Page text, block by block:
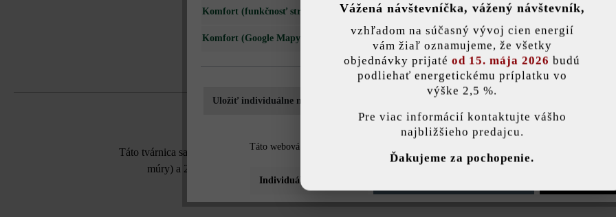
Pridať
Opis produktu
Táto tvárnica sa dá použiť nielen ako krycia platňa na plotovú a múrovú tvárnicu Grado, ale aj ako múrová
múry) a 24 cm široké múry. Všetky strany sú totiž pohľadové strany s umelo zostarnutým vzhľadom,
Komfort (funkčnosť stránky)
Komfort (Google Mapy)
Uložiť individuálne nastavenie
Táto webová stránka používa súbory cookie, aby vám ponúkla najlepšiu možnú funkčnosť...
Individuálne nastavenia Povoliť všetky
Vážená návštevníčka, vážený návštevník,
vzhľadom na súčasný vývoj cien energií
vám žiaľ oznamujeme, že všetky
objednávky prijaté od 15. mája 2026 budú
podliehať energetickému príplatku vo
výške 2,5 %.
Pre viac informácií kontaktujte vášho
najbližšieho predajcu.
Ďakujeme za pochopenie.